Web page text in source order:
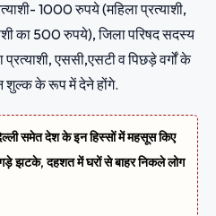
1000 रुपये (महिला प्रत्याशी,
का 500 रुपये), जिला परिषद सदस्य
एससी,एसटी व पिछड़े वर्गों के
शुल्क के रूप में देने होंगे.
समेत देश के इन हिस्सों में महसूस किए
झटके, दहशत में घरों से बाहर निकले लोग